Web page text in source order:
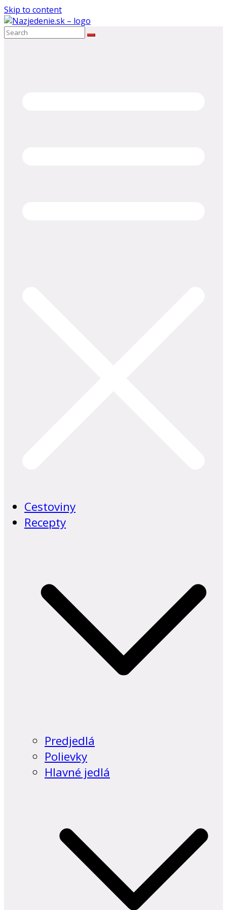
Skip to content
Cestoviny
Recepty
Predjedlá
Polievky
Hlavné jedlá